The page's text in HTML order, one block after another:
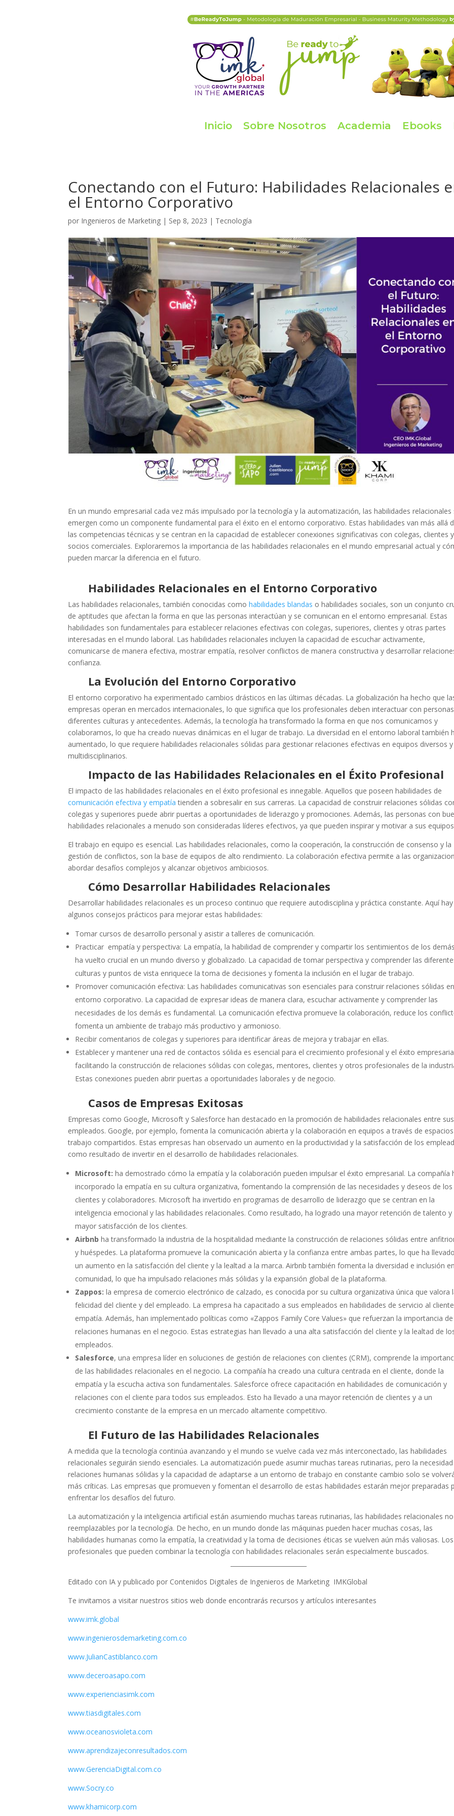
Inicio Sobre Nosotros Academia Ebooks
Conectando con el Futuro: Habilidades Relacionales
el Entorno Corporativo
por Ingenieros de Marketing | Sep 8, 2023 | Tecnología
En un mundo empresarial cada vez más impulsado por la tecnología y la automatización, las habilidades relacionales
emergen como un componente fundamental para el éxito en el entorno corporativo. Estas habilidades van más allá
las competencias técnicas y se centran en la capacidad de establecer conexiones significativas con colegas, clientes y
socios comerciales. Exploraremos la importancia de las habilidades relacionales en el mundo empresarial actual y
pueden marcar la diferencia en el futuro.
Habilidades Relacionales en el Entorno Corporativo
Las habilidades relacionales, también conocidas como habilidades blandas o habilidades sociales, son un conjunto
de aptitudes que afectan la forma en que las personas interactúan y se comunican en el entorno empresarial. Estas
habilidades son fundamentales para establecer relaciones efectivas con colegas, superiores, clientes y otras partes
interesadas en el mundo laboral. Las habilidades relacionales incluyen la capacidad de escuchar activamente,
comunicarse de manera efectiva, mostrar empatía, resolver conflictos de manera constructiva y desarrollar
confianza.
La Evolución del Entorno Corporativo
El entorno corporativo ha experimentado cambios drásticos en las últimas décadas. La globalización ha hecho que
empresas operan en mercados internacionales, lo que significa que los profesionales deben interactuar con
diferentes culturas y antecedentes. Además, la tecnología ha transformado la forma en que nos comunicamos y
colaboramos, lo que ha creado nuevas dinámicas en el lugar de trabajo. La diversidad en el entorno laboral también
aumentado, lo que requiere habilidades relacionales sólidas para gestionar relaciones efectivas en equipos diversos y
multidisciplinarios.
Impacto de las Habilidades Relacionales en el Éxito Profesional
El impacto de las habilidades relacionales en el éxito profesional es innegable. Aquellos que poseen habilidades de
comunicación efectiva y empatía tienden a sobresalir en sus carreras. La capacidad de construir relaciones sólidas
colegas y superiores puede abrir puertas a oportunidades de liderazgo y promociones. Además, las personas con
habilidades relacionales a menudo son consideradas líderes efectivos, ya que pueden inspirar y motivar a sus
El trabajo en equipo es esencial. Las habilidades relacionales, como la cooperación, la construcción de consenso y la
gestión de conflictos, son la base de equipos de alto rendimiento. La colaboración efectiva permite a las
abordar desafíos complejos y alcanzar objetivos ambiciosos.
Cómo Desarrollar Habilidades Relacionales
Desarrollar habilidades relacionales es un proceso continuo que requiere autodisciplina y práctica constante. Aquí hay
algunos consejos prácticos para mejorar estas habilidades:
Tomar cursos de desarrollo personal y asistir a talleres de comunicación.
Practicar empatía y perspectiva: La empatía, la habilidad de comprender y compartir los sentimientos de los
ha vuelto crucial en un mundo diverso y globalizado. La capacidad de tomar perspectiva y comprender las
culturas y puntos de vista enriquece la toma de decisiones y fomenta la inclusión en el lugar de trabajo.
Promover comunicación efectiva: Las habilidades comunicativas son esenciales para construir relaciones sólidas
entorno corporativo. La capacidad de expresar ideas de manera clara, escuchar activamente y comprender las
necesidades de los demás es fundamental. La comunicación efectiva promueve la colaboración, reduce los
fomenta un ambiente de trabajo más productivo y armonioso.
Recibir comentarios de colegas y superiores para identificar áreas de mejora y trabajar en ellas.
Establecer y mantener una red de contactos sólida es esencial para el crecimiento profesional y el éxito
facilitando la construcción de relaciones sólidas con colegas, mentores, clientes y otros profesionales de la
Estas conexiones pueden abrir puertas a oportunidades laborales y de negocio.
Casos de Empresas Exitosas
Empresas como Google, Microsoft y Salesforce han destacado en la promoción de habilidades relacionales entre sus
empleados. Google, por ejemplo, fomenta la comunicación abierta y la colaboración en equipos a través de
trabajo compartidos. Estas empresas han observado un aumento en la productividad y la satisfacción de los
como resultado de invertir en el desarrollo de habilidades relacionales.
Microsoft:ha demostrado cómo la empatía y la colaboración pueden impulsar el éxito empresarial. La compañía
incorporado la empatía en su cultura organizativa, fomentando la comprensión de las necesidades y deseos de los
clientes y colaboradores. Microsoft ha invertido en programas de desarrollo de liderazgo que se centran en la
inteligencia emocional y las habilidades relacionales. Como resultado, ha logrado una mayor retención de talento y
mayor satisfacción de los clientes.
Airbnb ha transformado la industria de la hospitalidad mediante la construcción de relaciones sólidas entre
y huéspedes. La plataforma promueve la comunicación abierta y la confianza entre ambas partes, lo que ha
un aumento en la satisfacción del cliente y la lealtad a la marca. Airbnb también fomenta la diversidad e inclusión
comunidad, lo que ha impulsado relaciones más sólidas y la expansión global de la plataforma.
Zappos: la empresa de comercio electrónico de calzado, es conocida por su cultura organizativa única que valora
felicidad del cliente y del empleado. La empresa ha capacitado a sus empleados en habilidades de servicio al
empatía. Además, han implementado políticas como «Zappos Family Core Values» que refuerzan la importancia de
relaciones humanas en el negocio. Estas estrategias han llevado a una alta satisfacción del cliente y la lealtad de
empleados.
Salesforce, una empresa líder en soluciones de gestión de relaciones con clientes (CRM), comprende la
de las habilidades relacionales en el negocio. La compañía ha creado una cultura centrada en el cliente, donde la
empatía y la escucha activa son fundamentales. Salesforce ofrece capacitación en habilidades de comunicación y
relaciones con el cliente para todos sus empleados. Esto ha llevado a una mayor retención de clientes y a un
crecimiento constante de la empresa en un mercado altamente competitivo.
El Futuro de las Habilidades Relacionales
A medida que la tecnología continúa avanzando y el mundo se vuelve cada vez más interconectado, las habilidades
relacionales seguirán siendo esenciales. La automatización puede asumir muchas tareas rutinarias, pero la
relaciones humanas sólidas y la capacidad de adaptarse a un entorno de trabajo en constante cambio solo se
más críticas. Las empresas que promueven y fomentan el desarrollo de estas habilidades estarán mejor preparadas
enfrentar los desafíos del futuro.
La automatización y la inteligencia artificial están asumiendo muchas tareas rutinarias, las habilidades relacionales
reemplazables por la tecnología. De hecho, en un mundo donde las máquinas pueden hacer muchas cosas, las
habilidades humanas como la empatía, la creatividad y la toma de decisiones éticas se vuelven aún más valiosas. Los
profesionales que pueden combinar la tecnología con habilidades relacionales serán especialmente buscados.
Editado con IA y publicado por Contenidos Digitales de Ingenieros de Marketing IMKGlobal
Te invitamos a visitar nuestros sitios web donde encontrarás recursos y artículos interesantes
www.imk.global
www.ingenierosdemarketing.com.co
www.JulianCastiblanco.com
www.deceroasapo.com
www.experienciasimk.com
www.tiasdigitales.com
www.oceanosvioleta.com
www.aprendizajeconresultados.com
www.GerenciaDigital.com.co
www.Socry.co
www.khamicorp.com